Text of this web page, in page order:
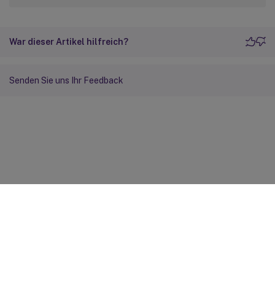
War dieser Artikel hilfreich?
Senden Sie uns Ihr Feedback